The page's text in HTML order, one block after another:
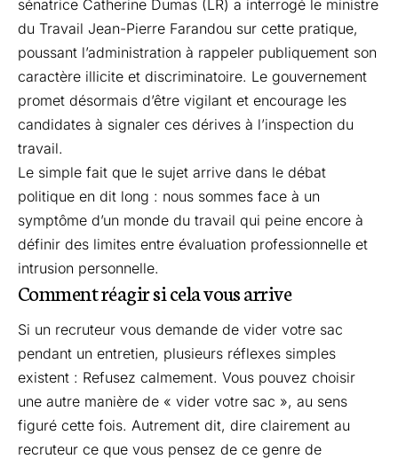
sénatrice Catherine Dumas (LR) a interrogé le ministre
du Travail Jean-Pierre Farandou sur cette pratique,
poussant l’administration à rappeler publiquement son
caractère illicite et discriminatoire. Le gouvernement
promet désormais d’être vigilant et encourage les
candidates à signaler ces dérives à l’inspection du
travail.
Le simple fait que le sujet arrive dans le débat
politique en dit long : nous sommes face à un
symptôme d’un monde du travail qui peine encore à
définir des limites entre évaluation professionnelle et
intrusion personnelle.
Comment réagir si cela vous arrive
Si un recruteur vous demande de vider votre sac
pendant un entretien, plusieurs réflexes simples
existent : Refusez calmement. Vous pouvez choisir
une autre manière de « vider votre sac », au sens
figuré cette fois. Autrement dit, dire clairement au
recruteur ce que vous pensez de ce genre de